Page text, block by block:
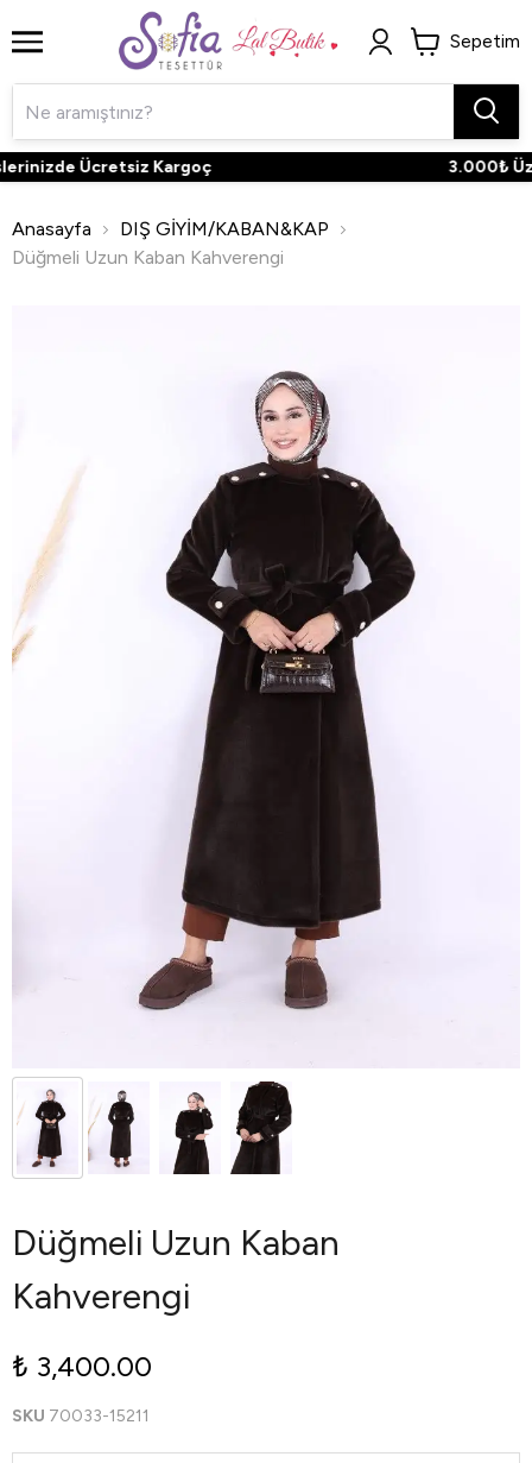
Sepetim
Ücretsiz Kargoç 3.000₺
Anasayfa
DIŞ GİYİM/KABAN&KAP
Düğmeli Uzun Kaban Kahverengi
Düğmeli Uzun Kaban
Kahverengi
₺ 3,400.00
SKU 70033-15211